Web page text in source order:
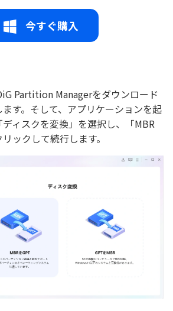
今すぐ購入
Partition Managerをダウンロード
す。そして、アプリケーションを起
ィスクを変換」を選択し、「MBR
ックして続行します。